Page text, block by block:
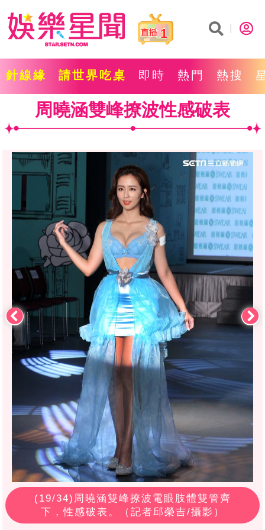
1
針線緣 請世界吃桌 即時 熱門 熱搜
周曉涵雙峰撩波性感破表
(19/34)周曉涵雙峰撩波電眼肢體雙管齊
下，性感破表。（記者邱榮吉/攝影）